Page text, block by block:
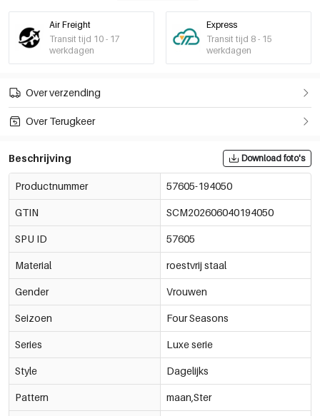
Air Freight
Transit tijd 10 - 17
werkdagen
Express
Transit tijd 8 - 15
werkdagen
Over verzending
Over Terugkeer
Beschrijving Download foto's
Productnummer 57605-194050
GTIN SCM202606040194050
SPU ID 57605
Material roestvrij staal
Gender Vrouwen
Seizoen Four Seasons
Series Luxe serie
Style Dagelijks
Pattern maan,Ster